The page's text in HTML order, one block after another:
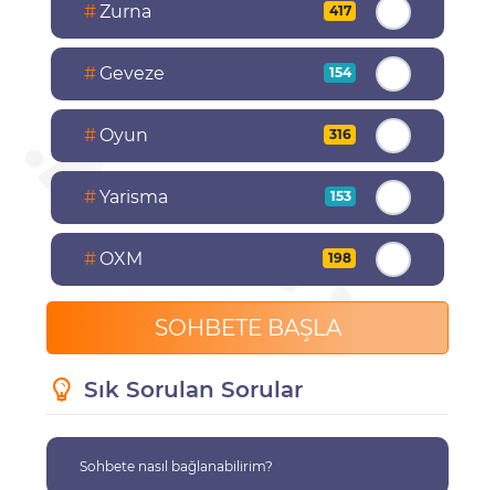
#Zurna 417
# Geveze 154
# Oyun 316
#Yarisma 153
# OXM 198
SOHBETE BAŞLA
Sık Sorulan Sorular
Sohbete nasıl bağlanabilirim?